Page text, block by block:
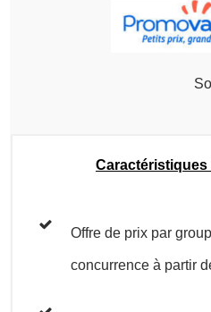
Offre de prix par
concurrence à partir